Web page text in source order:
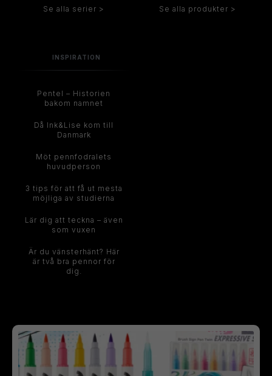
Se alla serier > Se alla produkter >
INSPIRATION
Pentel – Historien
bakom namnet
Då Ink&Lise kom till
Danmark
Möt pennfodralets
huvudperson
3 tips för att få ut mesta
möjliga av studierna
Lär dig att teckna – även
som vuxen
Är du vänsterhänt? Här
är två bra pennor för
dig.